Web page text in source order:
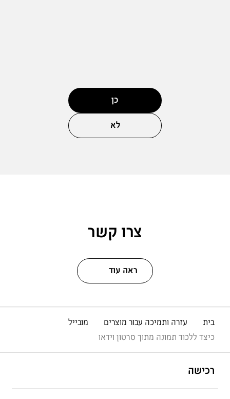
כן
לא
צרו קשר
ראה עוד
בית עזרה ותמיכה עבור מוצרים
מובייל
כיצד ללכוד תמונה מתוך סרטון וידאו
רכישה